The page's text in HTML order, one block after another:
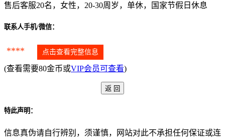
售后客服20名，女性，20-30周岁，单休，国家节假日休息
联系人手机/微信：
**** 点击查看完整信息
(查看需要80金币或VIP会员可查看)
特此声明：
信息真伪请自行辨别，须谨慎，网站对此不承担任何保证或连